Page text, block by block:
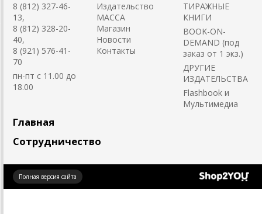
8 (812) 327-46-
13,
8 (812) 328-20-
40,
8 (921) 576-41-
70
пн-пт с 11.00 до
18.00
Издательство
MACCA
Магазин
Новости
Контакты
ТИРАЖНЫЕ
КНИГИ
BOOK-ON-
DEMAND (под
заказ от 1 экз.)
ДРУГИЕ
ИЗДАТЕЛЬСТВА
Flashbook и
Мультимедиа
Главная
Сотрудничество
Полная версия сайта